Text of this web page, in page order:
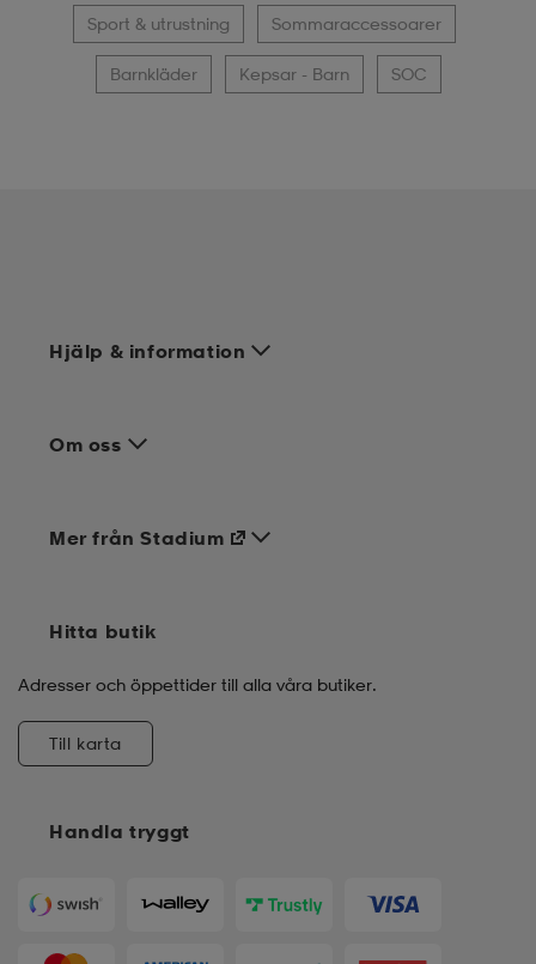
Sport & utrustning Sommaraccessoarer
Barnkläder Kepsar - Barn SOC
Hjälp & information
Om oss
Handla tryggt
Mer från Stadium
Hitta butik
Adresser och öppettider till alla våra butiker.
Till karta